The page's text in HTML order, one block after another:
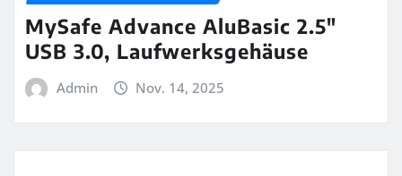
MySafe Advance AluBasic 2.5″
USB 3.0, Laufwerksgehäuse
Admin Nov. 14, 2025